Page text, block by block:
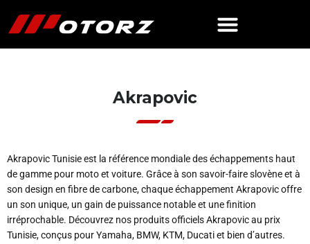
Akrapovic
Akrapovic Tunisie est la référence mondiale des échappements haut
de gamme pour moto et voiture. Grâce à son savoir-faire slovène et à
son design en fibre de carbone, chaque échappement Akrapovic offre
un son unique, un gain de puissance notable et une finition
irréprochable. Découvrez nos produits officiels Akrapovic au prix
Tunisie, conçus pour Yamaha, BMW, KTM, Ducati et bien d’autres.